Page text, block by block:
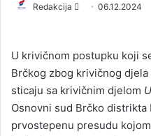
Redakcija
d
a
n
e
m
06.12.2024
U krivičnom postupku koji
Brčkog zbog krivičnog djela
sticaju sa krivičnim djelom
Osnovni sud Brčko
prvostepenu presudu